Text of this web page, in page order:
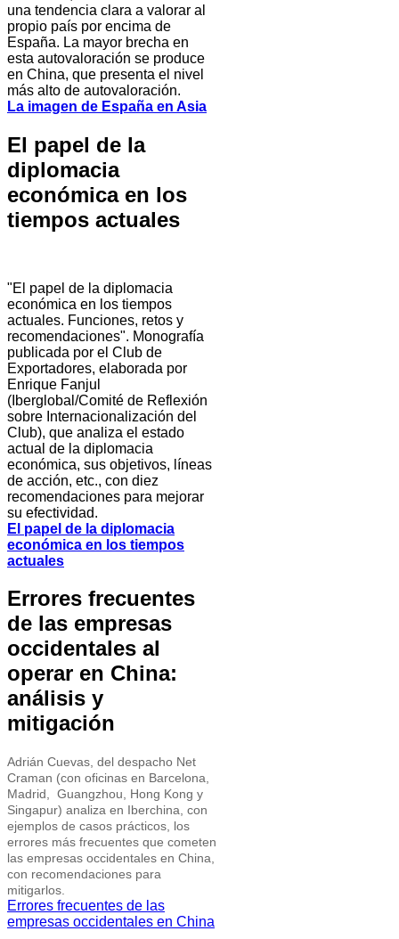
una tendencia clara a valorar al
propio país por encima de
España. La mayor brecha en
esta autovaloración se produce
en China, que presenta el nivel
más alto de autovaloración.
La imagen de España en Asia
El papel de la
diplomacia
económica en los
tiempos actuales
"El papel de la diplomacia
económica en los tiempos
actuales. Funciones, retos y
recomendaciones". Monografía
publicada por el Club de
Exportadores, elaborada por
Enrique Fanjul
(Iberglobal/Comité de Reflexión
sobre Internacionalización del
Club), que analiza el estado
actual de la diplomacia
económica, sus objetivos, líneas
de acción, etc., con diez
recomendaciones para mejorar
su efectividad.
El papel de la diplomacia
económica en los tiempos
actuales
Errores frecuentes
de las empresas
occidentales al
operar en China:
análisis y
mitigación
Adrián Cuevas, del despacho Net
Craman (con oficinas en Barcelona,
Madrid, Guangzhou, Hong Kong y
Singapur) analiza en Iberchina, con
ejemplos de casos prácticos, los
errores más frecuentes que cometen
las empresas occidentales en China,
con recomendaciones para
mitigarlos.
Errores frecuentes de las
empresas occidentales en China